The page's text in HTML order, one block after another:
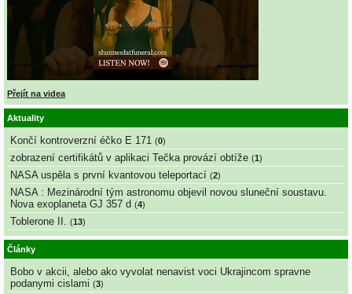
Přejít na videa
Aktuality
Končí kontroverzní éčko E 171 (0)
zobrazení certifikátů v aplikaci Tečka provází obtíže (1)
NASA uspěla s první kvantovou teleportací (2)
NASA : Mezinárodní tým astronomu objevil novou sluneční soustavu.
Nova exoplaneta GJ 357 d (4)
Toblerone II. (13)
Články
Bobo v akcii, alebo ako vyvolat nenavist voci Ukrajincom spravne
podanymi cislami (3)